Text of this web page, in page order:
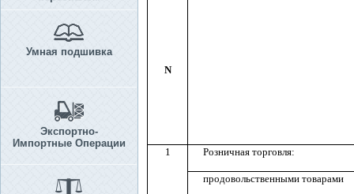
Умная подшивка
Экспортно-
Импортные Операции
N
1 Розничная торговля:
продовольственными товарами